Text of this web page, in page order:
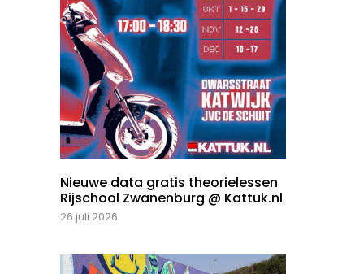
Nieuwe data gratis theorielessen
Rijschool Zwanenburg @ Kattuk.nl
26 juli 2026